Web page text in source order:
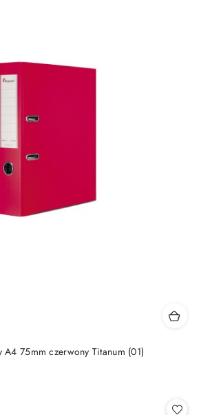
75mm czerwony Titanum (01)